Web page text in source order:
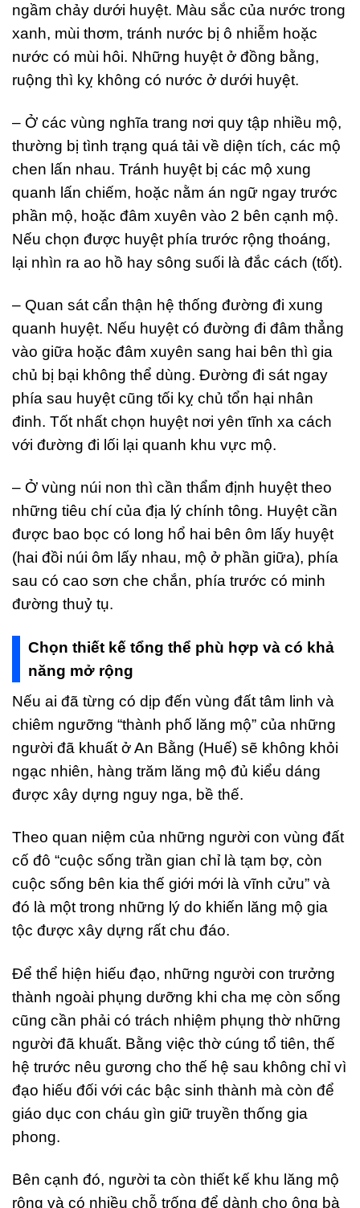
ngầm chảy dưới huyệt. Màu sắc của nước trong
xanh, mùi thơm, tránh nước bị ô nhiễm hoặc
nước có mùi hôi. Những huyệt ở đồng bằng,
ruộng thì kỵ không có nước ở dưới huyệt.
– Ở các vùng nghĩa trang nơi quy tập nhiều mộ,
thường bị tình trạng quá tải về diện tích, các mộ
chen lấn nhau. Tránh huyệt bị các mộ xung
quanh lấn chiếm, hoặc nằm án ngữ ngay trước
phần mộ, hoặc đâm xuyên vào 2 bên cạnh mộ.
Nếu chọn được huyệt phía trước rộng thoáng,
lại nhìn ra ao hồ hay sông suối là đắc cách (tốt).
– Quan sát cẩn thận hệ thống đường đi xung
quanh huyệt. Nếu huyệt có đường đi đâm thẳng
vào giữa hoặc đâm xuyên sang hai bên thì gia
chủ bị bại không thể dùng. Đường đi sát ngay
phía sau huyệt cũng tối kỵ chủ tổn hại nhân
đinh. Tốt nhất chọn huyệt nơi yên tĩnh xa cách
với đường đi lối lại quanh khu vực mộ.
– Ở vùng núi non thì cần thẩm định huyệt theo
những tiêu chí của địa lý chính tông. Huyệt cần
được bao bọc có long hổ hai bên ôm lấy huyệt
(hai đồi núi ôm lấy nhau, mộ ở phần giữa), phía
sau có cao sơn che chắn, phía trước có minh
đường thuỷ tụ.
Chọn thiết kế tổng thể phù hợp và có khả
năng mở rộng
Nếu ai đã từng có dịp đến vùng đất tâm linh và
chiêm ngưỡng “thành phố lăng mộ” của những
người đã khuất ở An Bằng (Huế) sẽ không khỏi
ngạc nhiên, hàng trăm lăng mộ đủ kiểu dáng
được xây dựng nguy nga, bề thế.
Theo quan niệm của những người con vùng đất
cố đô “cuộc sống trần gian chỉ là tạm bợ, còn
cuộc sống bên kia thế giới mới là vĩnh cửu” và
đó là một trong những lý do khiến lăng mộ gia
tộc được xây dựng rất chu đáo.
Để thể hiện hiếu đạo, những người con trưởng
thành ngoài phụng dưỡng khi cha mẹ còn sống
cũng cần phải có trách nhiệm phụng thờ những
người đã khuất. Bằng việc thờ cúng tổ tiên, thế
hệ trước nêu gương cho thế hệ sau không chỉ vì
đạo hiếu đối với các bậc sinh thành mà còn để
giáo dục con cháu gìn giữ truyền thống gia
phong.
Bên cạnh đó, người ta còn thiết kế khu lăng mộ
rộng và có nhiều chỗ trống để dành cho ông bà